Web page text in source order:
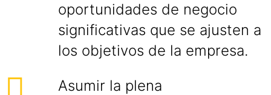
oportunidades de negocio
significativas que se ajusten a
los objetivos de la empresa.
Asumir la plena